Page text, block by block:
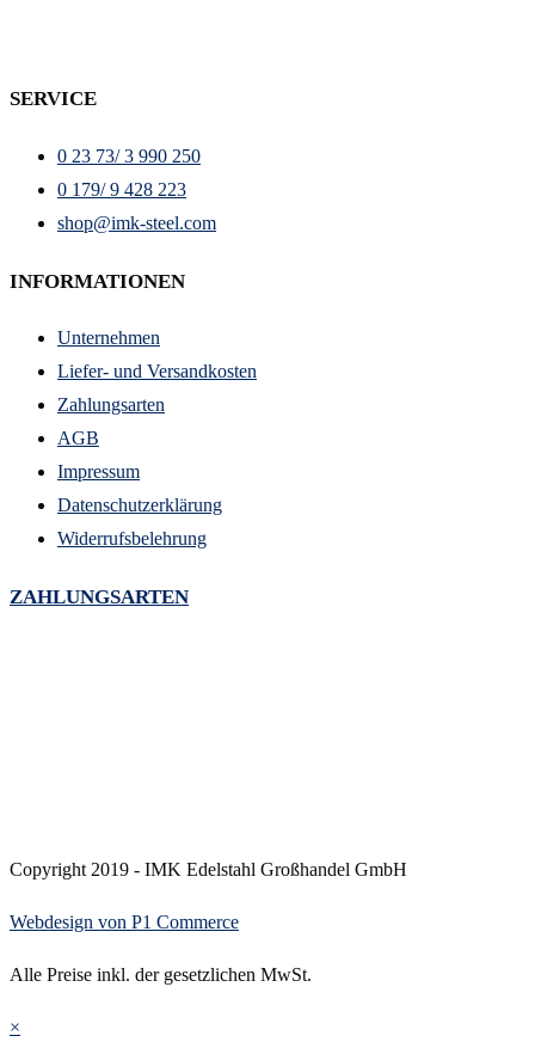
SERVICE
0 23 73/ 3 990 250
0 179/ 9 428 223
shop@imk-steel.com
INFORMATIONEN
Unternehmen
Liefer- und Versandkosten
Zahlungsarten
AGB
Impressum
Datenschutzerklärung
Widerrufsbelehrung
ZAHLUNGSARTEN
Copyright 2019 - IMK Edelstahl Großhandel GmbH
Webdesign von P1 Commerce
Alle Preise inkl. der gesetzlichen MwSt.
×